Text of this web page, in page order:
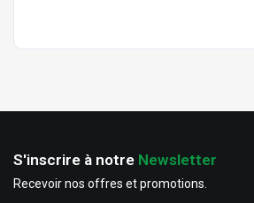
S'inscrire à notre Newsletter
Recevoir nos offres et promotions.